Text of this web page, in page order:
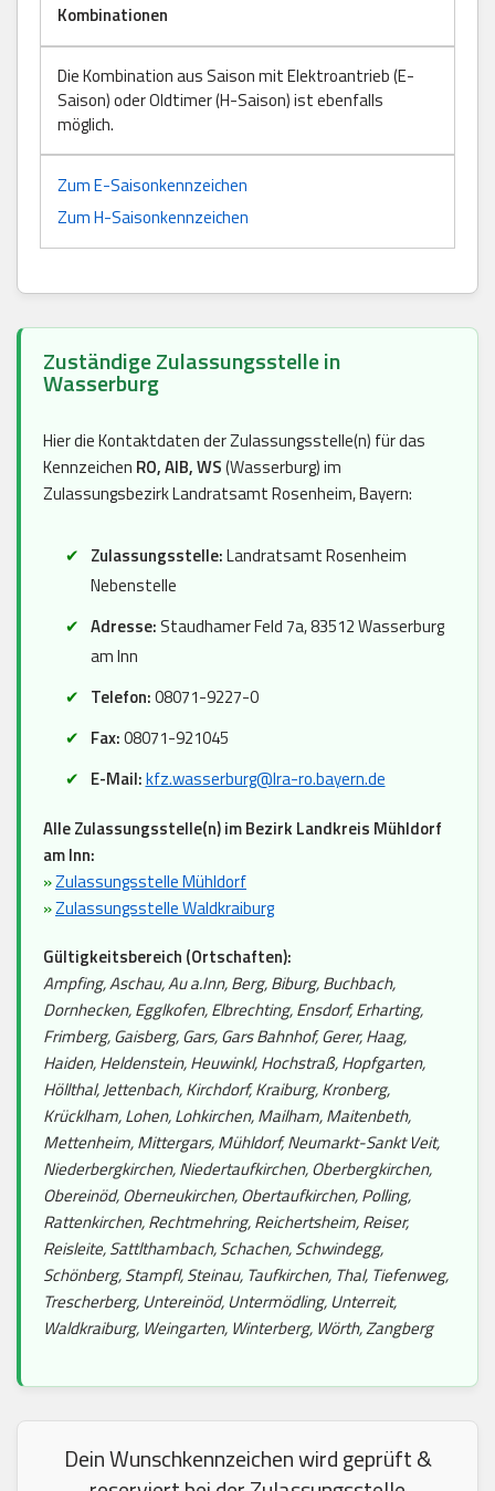
Kombinationen
Die Kombination aus Saison mit Elektroantrieb (E-
Saison) oder Oldtimer (H-Saison) ist ebenfalls
möglich.
Zum E-Saisonkennzeichen
Zum H-Saisonkennzeichen
Zuständige Zulassungsstelle in
Wasserburg
Hier die Kontaktdaten der Zulassungsstelle(n) für das
Kennzeichen RO, AIB, WS(Wasserburg) im
Zulassungsbezirk Landratsamt Rosenheim, Bayern:
Zulassungsstelle:Landratsamt Rosenheim
Nebenstelle
Adresse: Staudhamer Feld 7a, 83512 Wasserburg
am Inn
Telefon:08071-9227-0
Fax:08071-921045
E-Mail:kfz.wasserburg@lra-ro.bayern.de
Alle Zulassungsstelle(n) im Bezirk Landkreis Mühldorf
am Inn:
»Zulassungsstelle Mühldorf
»Zulassungsstelle Waldkraiburg
Gültigkeitsbereich (Ortschaften):
Ampfing, Aschau, Au a.Inn, Berg, Biburg, Buchbach,
Dornhecken, Egglkofen, Elbrechting, Ensdorf, Erharting,
Frimberg, Gaisberg, Gars, Gars Bahnhof, Gerer, Haag,
Haiden, Heldenstein, Heuwinkl, Hochstraß, Hopfgarten,
Höllthal, Jettenbach, Kirchdorf, Kraiburg, Kronberg,
Krücklham, Lohen, Lohkirchen, Mailham, Maitenbeth,
Mettenheim, Mittergars, Mühldorf, Neumarkt-Sankt Veit,
Niederbergkirchen, Niedertaufkirchen, Oberbergkirchen,
Obereinöd, Oberneukirchen, Obertaufkirchen, Polling,
Rattenkirchen, Rechtmehring, Reichertsheim, Reiser,
Reisleite, Sattlthambach, Schachen, Schwindegg,
Schönberg, Stampfl, Steinau, Taufkirchen, Thal, Tiefenweg,
Trescherberg, Untereinöd, Untermödling, Unterreit,
Waldkraiburg, Weingarten, Winterberg, Wörth, Zangberg
Dein Wunschkennzeichen wird geprüft &